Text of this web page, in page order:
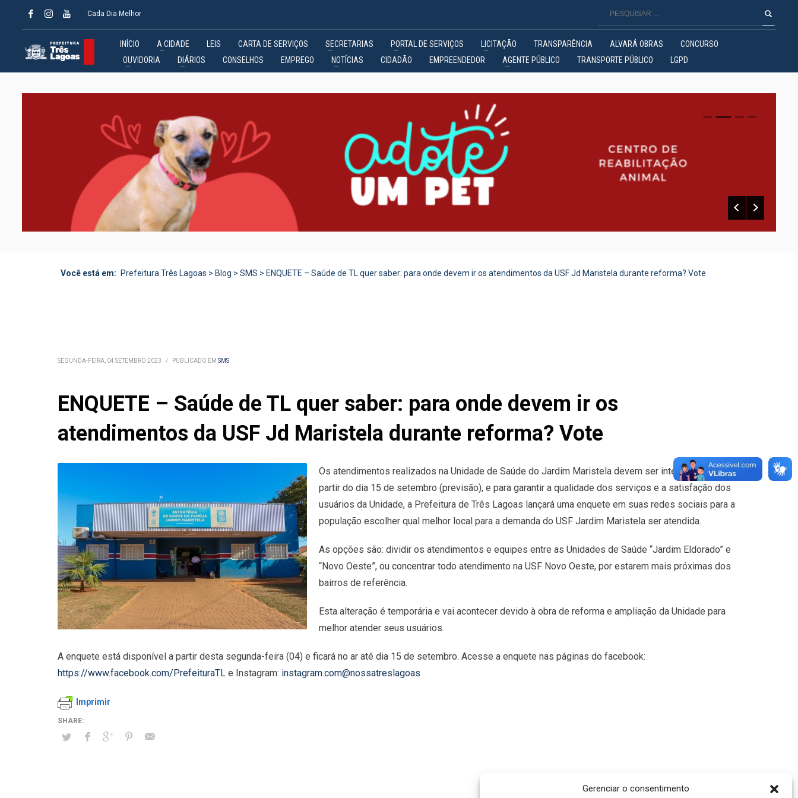
Gerenciar o consentimento
Cada Dia Melhor
INÍCIO A CIDADE LEIS CARTA DE SERVIÇOS SECRETARIAS PORTAL DE SERVIÇOS LICITAÇÃO TRANSPARÊNCIA ALVARÁ OBRAS
CONCURSO
OUVIDORIA
DIÁRIOS CONSELHOS EMPREGO NOTÍCIAS CIDADÃO EMPREENDEDOR AGENTE PÚBLICO TRANSPORTE PÚBLICO LGPD
0 1 2
Você está em: Prefeitura Três Lagoas > Blog > SMS > ENQUETE – Saúde de TL quer saber: para onde devem ir os atendimentos da USF Jd Maristela durante reforma? Vote
SEGUNDA-FEIRA, 04 SETEMBRO 2023 / PUBLICADO EM SMS
ENQUETE – Saúde de TL quer saber: para onde devem ir os
atendimentos da USF Jd Maristela durante reforma? Vote
Os atendimentos realizados na Unidade de Saúde do Jardim Maristela devem ser interrompidos a
partir do dia 15 de setembro (previsão), e para garantir a qualidade dos serviços e a satisfação dos
usuários da Unidade, a Prefeitura de Três Lagoas lançará uma enquete em suas redes sociais para a
população escolher qual melhor local para a demanda do USF Jardim Maristela ser atendida.
As opções são: dividir os atendimentos e equipes entre as Unidades de Saúde “Jardim Eldorado” e
“Novo Oeste”, ou concentrar todo atendimento na USF Novo Oeste, por estarem mais próximas dos
bairros de referência.
Esta alteração é temporária e vai acontecer devido à obra de reforma e ampliação da Unidade para
melhor atender seus usuários.
A enquete está disponível a partir desta segunda-feira (04) e ficará no ar até dia 15 de setembro. Acesse a enquete nas páginas do facebook:
https://www.facebook.com/PrefeituraTL e Instagram: instagram.com@nossatreslagoas
Imprimir